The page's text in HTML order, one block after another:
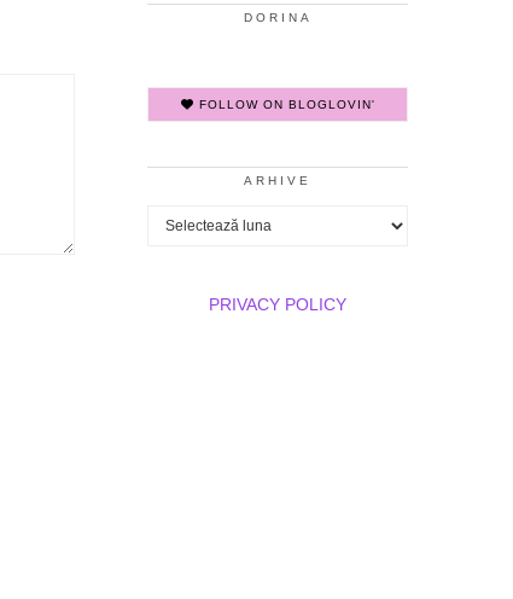
DORINA
FOLLOW ON BLOGLOVIN'
ARHIVE
Arhive
PRIVACY POLICY